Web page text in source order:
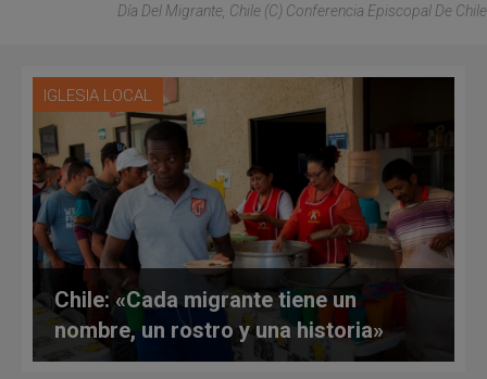
Día Del Migrante, Chile (C) Conferencia Episcopal De Chile
IGLESIA LOCAL
Chile: «Cada migrante tiene un
nombre, un rostro y una historia»